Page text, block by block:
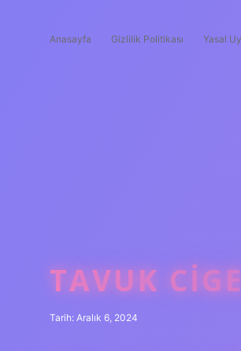
Anasayfa Gizlilik Politikası Yasal
TAVUK
Tarih: Aralık 6, 2024